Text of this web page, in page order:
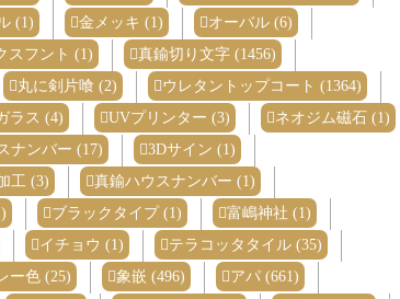
(1) 金メッキ (1)
オーバル (6)
スフント (1)
真鍮切り文字 (1456)
丸に剣片喰 (2)
ウレタントップコート (1364)
ラス (4) UVプリンター (3)
ネオジム磁石 (1)
ナンバー (17)
3Dサイン (1)
工 (3)
真鍮ハウスナンバー (1)
ブラックタイプ (1)
富嶋神社 (1)
イチョウ (1)
テラコッタタイル (35)
ー色 (25) 象嵌 (496)
アパ (661)